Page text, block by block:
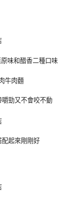
味和醋香二種口味
牛肉麵
勁又不會咬不動
起來剛剛好